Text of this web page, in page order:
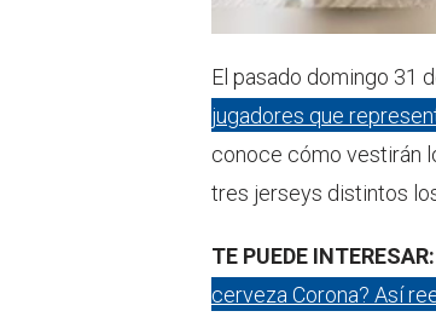
El pasado domingo 31
jugadores que
conoce cómo vestirán
tres jerseys distintos
TE PUEDE INTERESAR:
cerveza Corona? Así